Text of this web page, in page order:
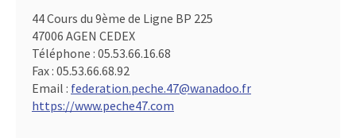
44 Cours du 9ème de Ligne BP 225
47006 AGEN CEDEX
Téléphone : 05.53.66.16.68
Fax : 05.53.66.68.92
Email : federation.peche.47@wanadoo.fr
https://www.peche47.com